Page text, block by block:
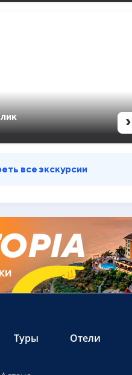
›
все экскурсии
Туры Отели